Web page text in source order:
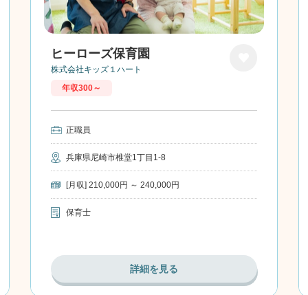
ヒーローズ保育園
株式会社キッズ１ハート
年収300～
正職員
兵庫県尼崎市椎堂1丁目1-8
[月収] 210,000円 ～ 240,000円
保育士
詳細を見る